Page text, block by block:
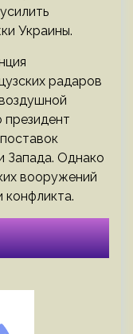
Украины.
радаров
Запада. Однако
вооружений
конфликта.